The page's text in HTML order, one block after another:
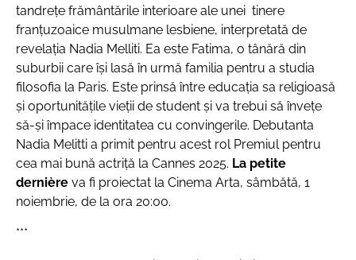
tandrețe frământările interioare ale unei tinere
franțuzoaice musulmane lesbiene, interpretată de
revelația Nadia Melliti. Ea este Fatima, o tânără din
suburbii care își lasă în urmă familia pentru a studia
filosofia la Paris. Este prinsă între educația sa religioasă
și oportunitățile vieții de student și va trebui să învețe
să-și împace identitatea cu convingerile. Debutanta
Nadia Melitti a primit pentru acest rol Premiul pentru
cea mai bună actriță la Cannes 2025. La petite
dernière va fi proiectat la Cinema Arta, sâmbătă, 1
noiembrie, de la ora 20:00.
***